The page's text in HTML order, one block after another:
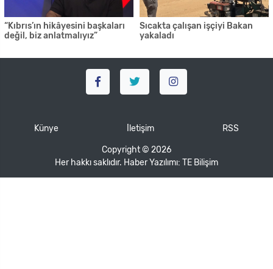
“Kıbrıs’ın hikâyesini başkaları
değil, biz anlatmalıyız”
Sıcakta çalışan işçiyi Bakan
yakaladı
Künye İletişim RSS
Copyright © 2026
Her hakkı saklıdır. Haber Yazılımı: TE Bilişim